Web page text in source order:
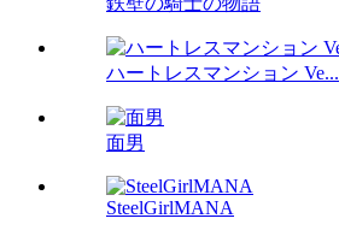
ハートレスマンション Ve...
面男
SteelGirlMANA